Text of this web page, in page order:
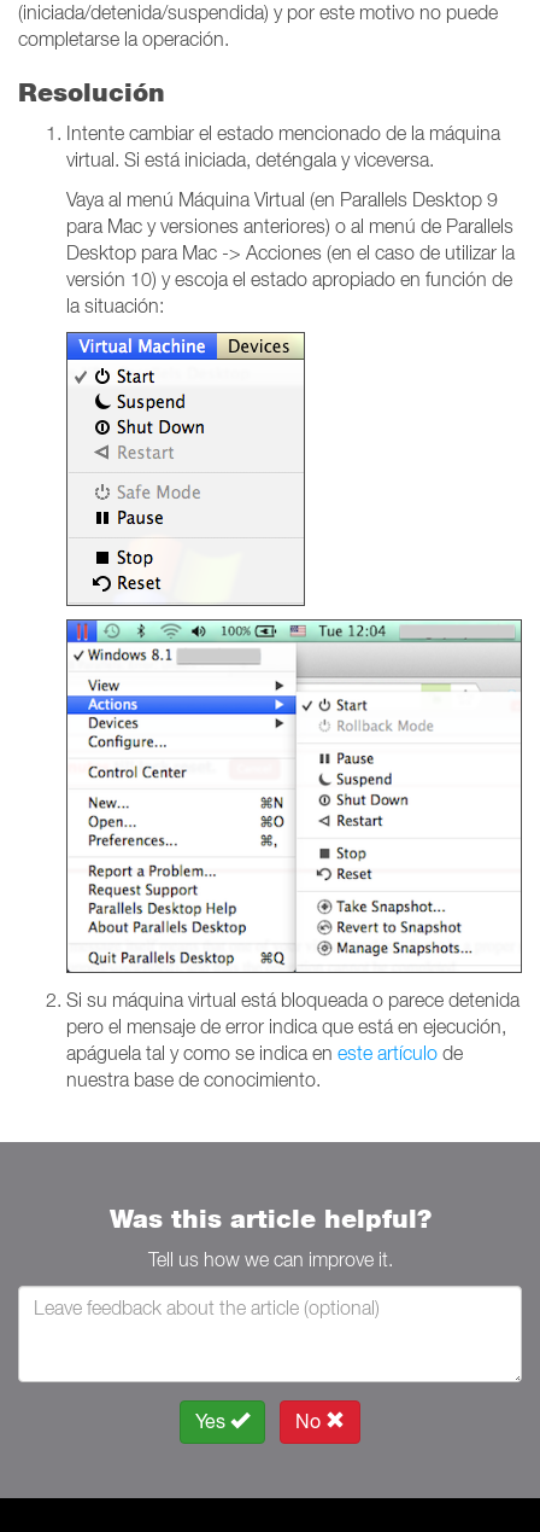
(iniciada/detenida/suspendida) y por este motivo no puede
completarse la operación.
Resolución
Intente cambiar el estado mencionado de la máquina
virtual. Si está iniciada, deténgala y viceversa.
Vaya al menú Máquina Virtual (en Parallels Desktop 9
para Mac y versiones anteriores) o al menú de Parallels
Desktop para Mac -> Acciones (en el caso de utilizar la
versión 10) y escoja el estado apropiado en función de
la situación:
Si su máquina virtual está bloqueada o parece detenida
pero el mensaje de error indica que está en ejecución,
apáguela tal y como se indica en este artículo de
nuestra base de conocimiento.
Was this article helpful?
Tell us how we can improve it.
Yes No